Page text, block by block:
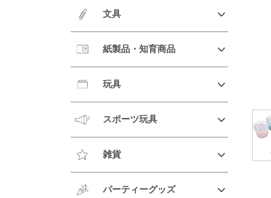
文具
紙製品・知育商品
玩具
スポーツ玩具
雑貨
パーティーグッズ